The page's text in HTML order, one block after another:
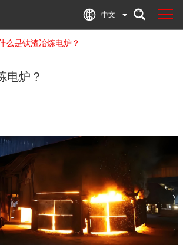
中文
么是钛渣冶炼电炉？
电炉？